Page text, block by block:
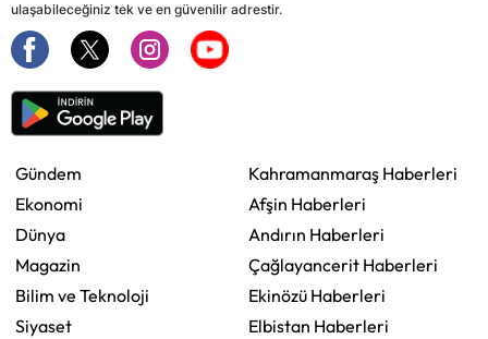
ulaşabileceğiniz tek ve en güvenilir adrestir.
Gündem
Ekonomi
Dünya
Magazin
Bilim ve Teknoloji
Siyaset
Kahramanmaraş Haberleri
Afşin Haberleri
Andırın Haberleri
Çağlayancerit Haberleri
Ekinözü Haberleri
Elbistan Haberleri